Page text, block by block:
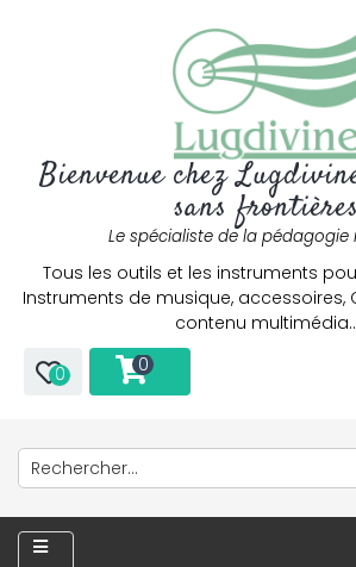
Bienvenue chez
sans frontières
Le spécialiste de la pédagogie
Tous les outils et les instruments
Instruments de musique, accessoires,
contenu
0 0